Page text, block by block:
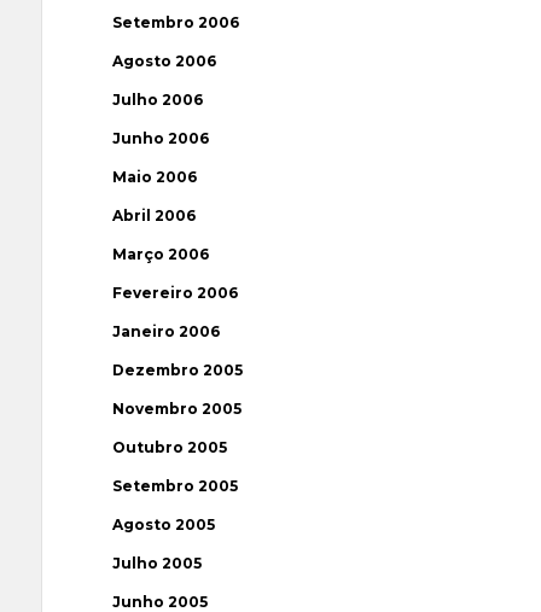
Setembro 2006
Agosto 2006
Julho 2006
Junho 2006
Maio 2006
Abril 2006
Março 2006
Fevereiro 2006
Janeiro 2006
Dezembro 2005
Novembro 2005
Outubro 2005
Setembro 2005
Agosto 2005
Julho 2005
Junho 2005